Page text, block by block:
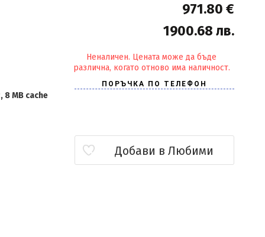
8 MB cache
971.80 €
1900.68 лв.
Неналичен. Цената може да бъде
различна, когато отново има наличност.
Добави в Любими